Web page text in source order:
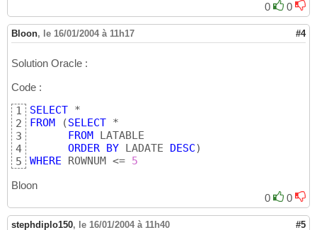
0 0
Bloon, le 16/01/2004 à 11h17 #4
Solution Oracle :
Code :
1
2
3
4
5
SELECT
FROM
(SELECT *
FROM
LATABLE
ORDER
BY LADATE DESC)
WHERE ROWNUM <= 5
Bloon
0
0
stephdiplo150, le 16/01/2004 à 11h40 #5